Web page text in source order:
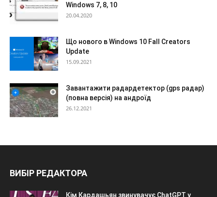
Windows 7, 8, 10
20.04.2020
Що нового в Windows 10 Fall Creators
Update
15.09.2021
Завантажити радардетектор (gps радар)
(повна версія) на андроїд
26.12.2021
ВИБІР РЕДАКТОРА
Кім Кардашьян звинувачує ChatGPT у